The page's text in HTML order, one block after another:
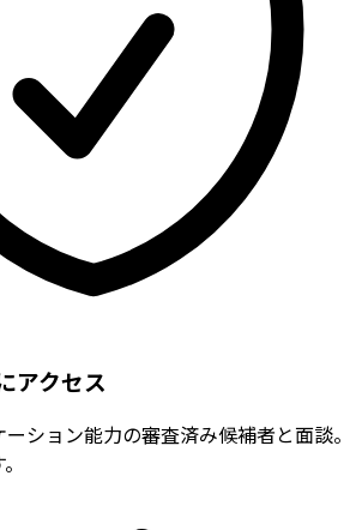
アクセス
ション能力の審査済み候補者と面談。